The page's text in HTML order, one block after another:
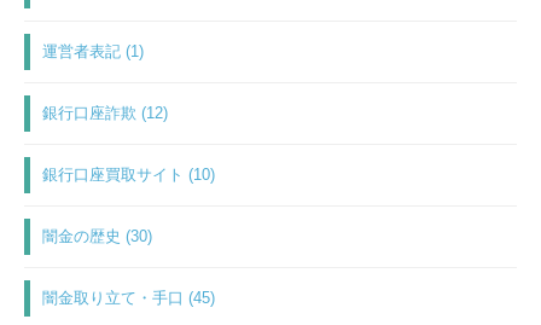
運営者表記 (1)
銀行口座詐欺 (12)
銀行口座買取サイト (10)
闇金の歴史 (30)
闇金取り立て・手口 (45)